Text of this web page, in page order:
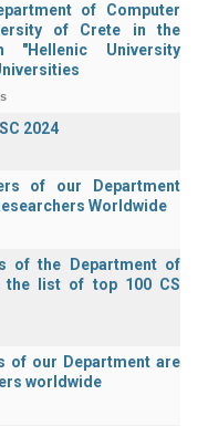
of Computer
of Crete in the
"Hellenic University
2024
of our Department
Worldwide
of the Department of
the list of top 100 CS
of our Department are
worldwide